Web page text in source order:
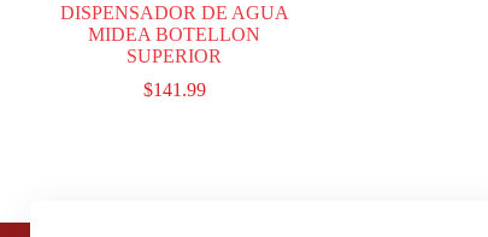
DISPENSADOR DE AGUA
MIDEA BOTELLON
SUPERIOR
$141.99